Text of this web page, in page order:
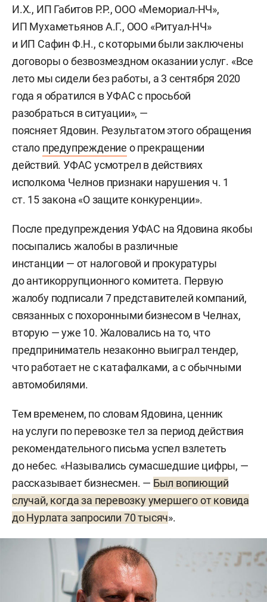
И.Х., ИП Габитов Р.Р., ООО «Мемориал-НЧ»,
ИП Мухаметьянов А.Г., ООО «Ритуал-НЧ»
и ИП Сафин Ф.Н., с которыми были заключены
договоры о безвозмездном оказании услуг. «Все
лето мы сидели без работы, а 3 сентября 2020
года я обратился в УФАС с просьбой
разобраться в ситуации», —
поясняет Ядовин. Результатом этого обращения
стало предупреждение о прекращении
действий. УФАС усмотрел в действиях
исполкома Челнов признаки нарушения ч. 1
ст. 15 закона «О защите конкуренции».
После предупреждения УФАС на Ядовина якобы
посыпались жалобы в различные
инстанции — от налоговой и прокуратуры
до антикоррупционного комитета. Первую
жалобу подписали 7 представителей компаний,
связанных с похоронными бизнесом в Челнах,
вторую — уже 10. Жаловались на то, что
предприниматель незаконно выиграл тендер,
что работает не с катафалками, а с обычными
автомобилями.
Тем временем, по словам Ядовина, ценник
на услуги по перевозке тел за период действия
рекомендательного письма успел взлететь
до небес. «Назывались сумасшедшие цифры, —
рассказывает бизнесмен. — Был вопиющий
случай, когда за перевозку умершего от ковида
до Нурлата запросили 70 тысяч».